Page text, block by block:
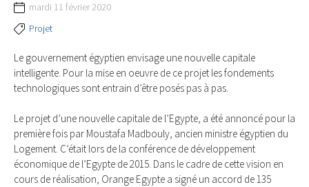
mardi 11 février 2020
Projet
Le gouvernement égyptien envisage une nouvelle capitale
intelligente. Pour la mise en oeuvre de ce projet les fondements
technologiques sont entrain d’être posés pas à pas.
Le projet d’une nouvelle capitale de l’Egypte, a été annoncé pour la
première fois par Moustafa Madbouly, ancien ministre égyptien du
Logement. C’était lors de la conférence de développement
économique de l’Egypte de 2015. Dans le cadre de cette vision en
cours de réalisation, Orange Egypte a signé un accord de 135